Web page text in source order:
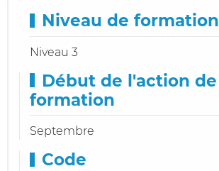
Niveau de formation
Niveau 3
Début de l'action de
formation
Septembre
Code